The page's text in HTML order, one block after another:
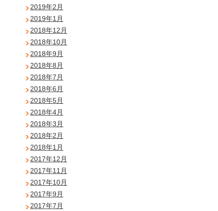
2019年2月
2019年1月
2018年12月
2018年10月
2018年9月
2018年8月
2018年7月
2018年6月
2018年5月
2018年4月
2018年3月
2018年2月
2018年1月
2017年12月
2017年11月
2017年10月
2017年9月
2017年7月